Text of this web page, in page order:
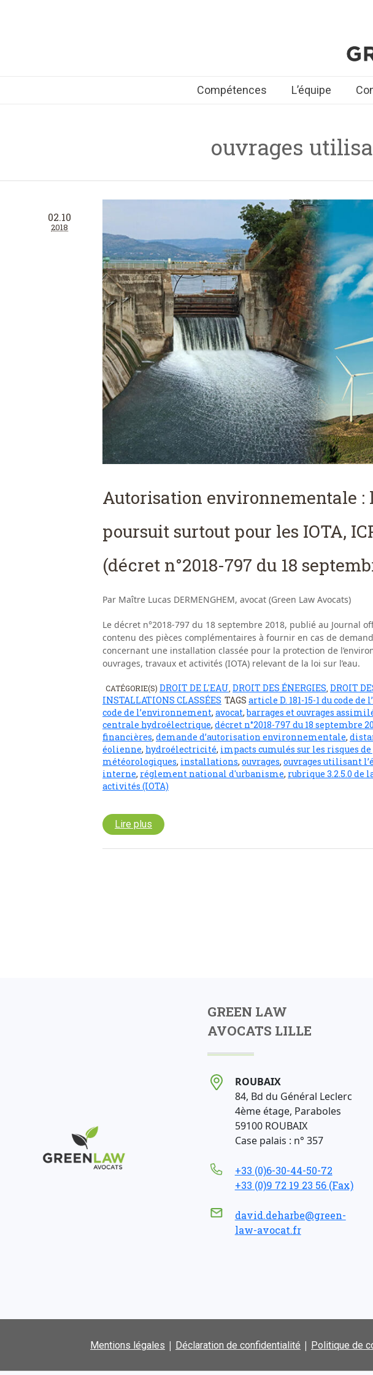
Compétences L’équipe
ouvrages
02.10
2018
Autorisation environnementale
poursuit surtout pour les IOTA,
(décret n°2018-797 du 18
Par Maître Lucas DERMENGHEM, avocat (Green Law Avocats)
Le décret n°2018-797 du 18 septembre 2018, publié au Journal
contenu des pièces complémentaires à fournir en cas de
concernant une installation classée pour la protection de
ouvrages, travaux et activités (IOTA) relevant de la loi sur l’eau.
CATÉGORIE(S) DROIT DE L'EAU DROIT DES ÉNERGIES DROIT
INSTALLATIONS CLASSÉES TAGS article D. 181-15-1 du code
code de l’environnement, avocat,barrages et ouvrages
centrale hydroélectrique, décret n°2018-797 du 18 septembre
financières, demande d’autorisation environnementale,
éolienne, hydroélectricité, impacts cumulés sur les risques
météorologiques, installations, ouvrages, ouvrages utilisant
interne, réglement national d'urbanisme, rubrique 3.2.5.0 de
activités (IOTA)
Lire plus
GREEN LAW
AVOCATS LILLE
ROUBAIX
84, Bd du Général Leclerc
4ème étage, Paraboles
59100 ROUBAIX
Case palais : n° 357
+33 (0)6-30-44-50-72
+33 (0)9 72 19 23 56 (Fax)
david.deharbe@green-
law-avocat.fr
Mentions légales | Déclaration de confidentialité | Politique de